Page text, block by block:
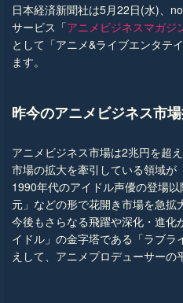
日本経済新聞社は5月22日(水)、
サービス「アニメビジネスマガジ
として「アニメ&ライブエンタテ
ます。
昨今のアニメビジネス市
アニメビジネス市場は2兆円を超
市場の拡大を牽引している領域が
1990年代のアイドル声優の登場
元」などの形で花開き市場を急拡
今後もさらなる飛躍や深化・進化
イドル」の金字塔である「ラブ
えして、アニメプロデューサーの